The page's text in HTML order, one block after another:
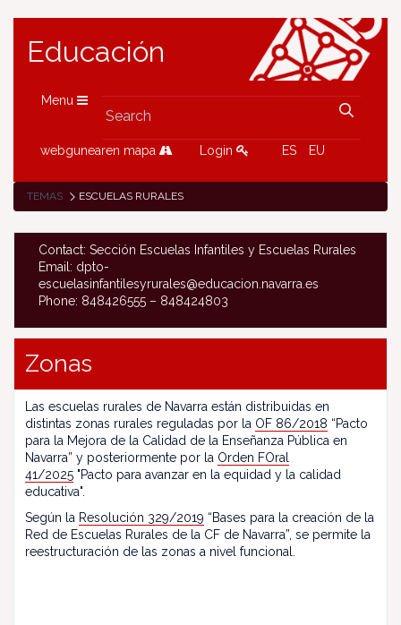
Educación
Menu
webgunearen mapa Login ES EU
TEMAS ESCUELAS RURALES
Contact: Sección Escuelas Infantiles y Escuelas Rurales
Email: dpto-
escuelasinfantilesyrurales@educacion.navarra.es
Phone: 848426555 – 848424803
Zonas
Las escuelas rurales de Navarra están distribuidas en
distintas zonas rurales reguladas por la OF 86/2018 “Pacto
para la Mejora de la Calidad de la Enseñanza Pública en
Navarra” y posteriormente por la Orden FOral
41/2025 "Pacto para avanzar en la equidad y la calidad
educativa".
Según la Resolución 329/2019 “Bases para la creación de la
Red de Escuelas Rurales de la CF de Navarra”, se permite la
reestructuración de las zonas a nivel funcional.